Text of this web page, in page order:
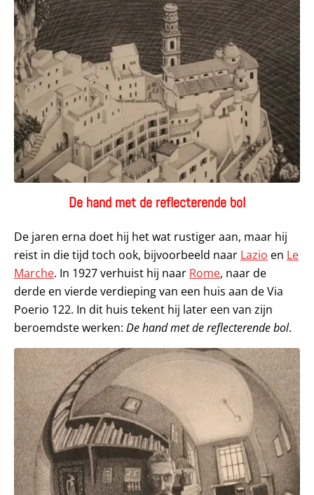
De hand met de reflecterende bol
De jaren erna doet hij het wat rustiger aan, maar hij
reist in die tijd toch ook, bijvoorbeeld naar Lazio en Le
Marche. In 1927 verhuist hij naar Rome, naar de
derde en vierde verdieping van een huis aan de Via
Poerio 122. In dit huis tekent hij later een van zijn
beroemdste werken: De hand met de reflecterende bol.